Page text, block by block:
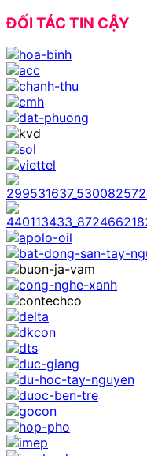
ĐỐI TÁC TIN CẬY